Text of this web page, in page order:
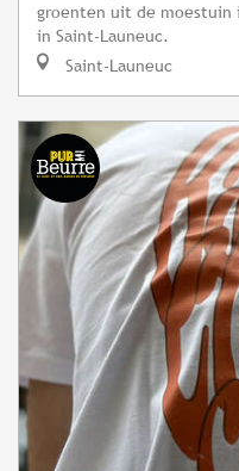
groenten uit de moestuin
in Saint-Launeuc.
Saint-Launeuc